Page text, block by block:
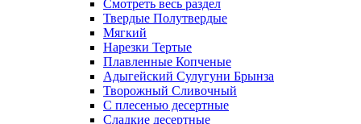
Смотреть весь раздел
Твердые Полутвердые
Мягкий
Нарезки Тертые
Плавленные Копченые
Адыгейский Сулугуни Брынза
Творожный Сливочный
С плесенью десертные
Сладкие десертные